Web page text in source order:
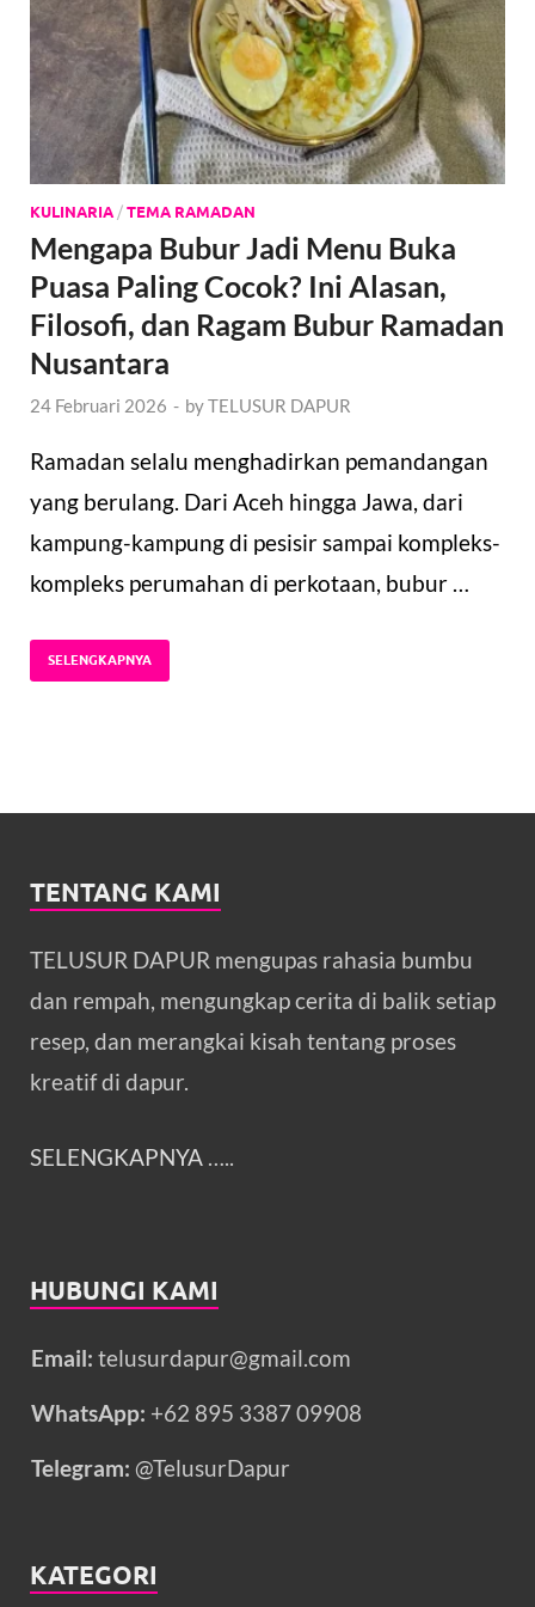
KULINARIA/TEMA RAMADAN
Mengapa Bubur Jadi Menu Buka
Puasa Paling Cocok? Ini Alasan,
Filosofi, dan Ragam Bubur Ramadan
Nusantara
24 Februari 2026 - byTELUSUR DAPUR
Ramadan selalu menghadirkan pemandangan
yang berulang. Dari Aceh hingga Jawa, dari
kampung-kampung di pesisir sampai kompleks-
kompleks perumahan di perkotaan, bubur …
SELENGKAPNYA
TENTANG KAMI
TELUSUR DAPUR mengupas rahasia bumbu
dan rempah, mengungkap cerita di balik setiap
resep, dan merangkai kisah tentang proses
kreatif di dapur.
SELENGKAPNYA …..
HUBUNGI KAMI
Email: telusurdapur@gmail.com
WhatsApp: +62 895 3387 09908
Telegram: @TelusurDapur
KATEGORI